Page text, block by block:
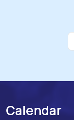
Calendar